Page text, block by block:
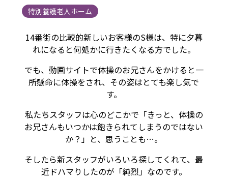
特別養護老人ホーム
14番街の比較的新しいお客様のS様は、特に夕暮
れになると何処かに行きたくなる方でした。
でも、動画サイトで体操のお兄さんをかけると一
所懸命に体操をされ、その姿はとても楽し気で
す。
私たちスタッフは心のどこかで「きっと、体操の
お兄さんもいつかは飽きられてしまうのではない
か？」と、思うことも…。
そしたら新スタッフがいろいろ探してくれて、最
近ドハマりしたのが「純烈」なのです。